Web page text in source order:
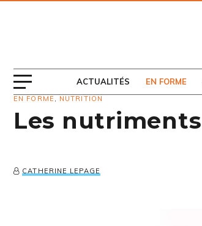
ACTUALITÉS EN FORME
EN FORME , NUTRITION
Les
CATHERINE LEPAGE